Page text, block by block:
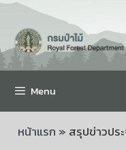
Menu
หน้าแรก » สรุปข่าวปร